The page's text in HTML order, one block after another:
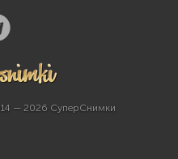
— 2026 СуперСнимки